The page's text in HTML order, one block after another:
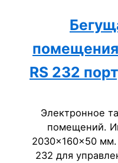
RS 232
Электронное
помещений.
2030x160x50
232 для